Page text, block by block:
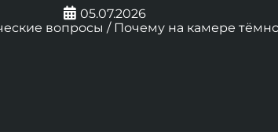
05.07.2026
вопросы /Почему на камере